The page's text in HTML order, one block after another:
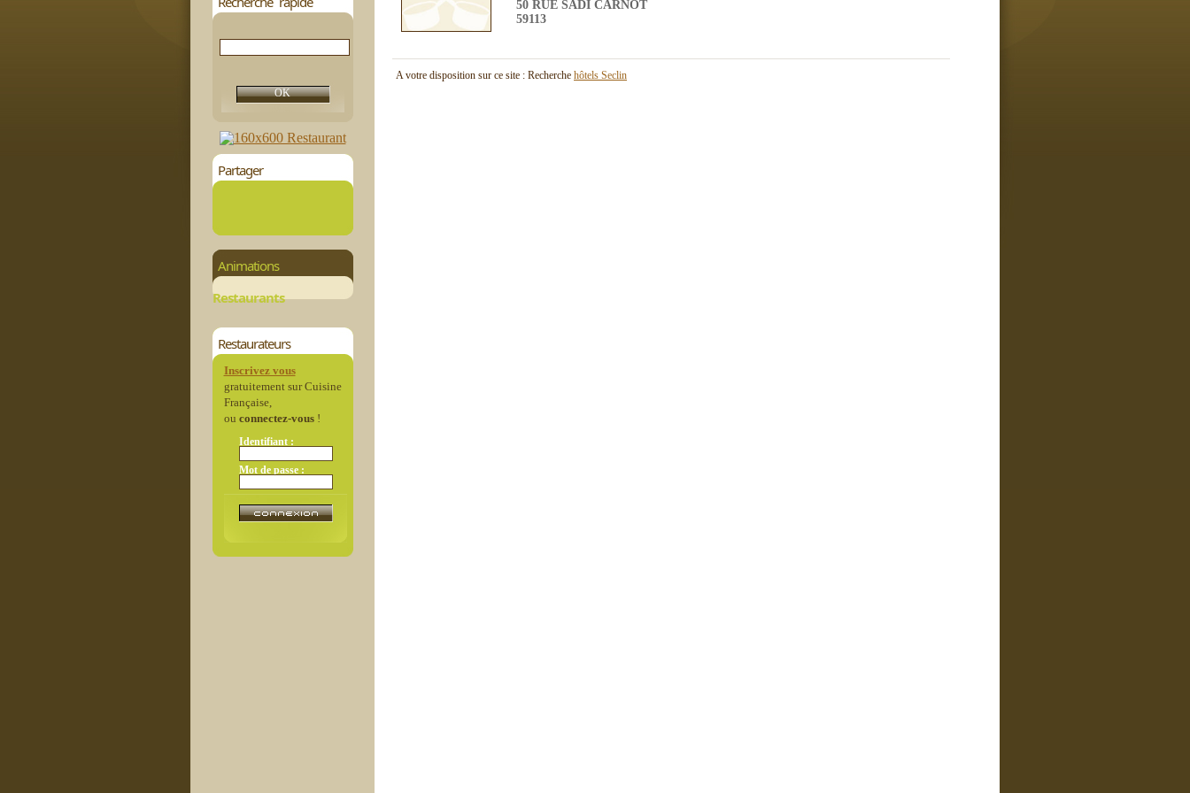
Partager
Animations
Restaurants
Restaurateurs
Inscrivez vous
gratuitement sur Cuisine
Française,
ou connectez-vous!
Identifiant :
Mot de passe :
50 RUE SADI CARNOT
59113
A votre disposition sur ce site : Recherche hôtels Seclin